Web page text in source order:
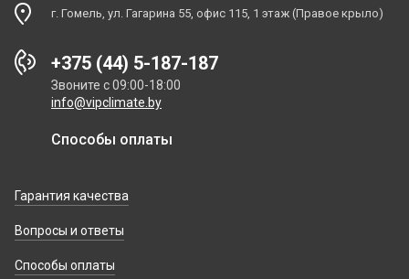
г. Гомель, ул. Гагарина 55, офис 115, 1 этаж (Правое крыло)
+375 (44) 5-187-187
Звоните с 09:00-18:00
info@vipclimate.by
Способы оплаты
Гарантия качества
Вопросы и ответы
Способы оплаты